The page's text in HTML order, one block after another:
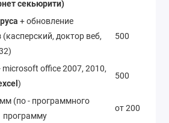
секьюрити)
+ обновление
доктор веб,
500
microsoft office 2007, 2010,
)
500
(по - программного
программу
от 200